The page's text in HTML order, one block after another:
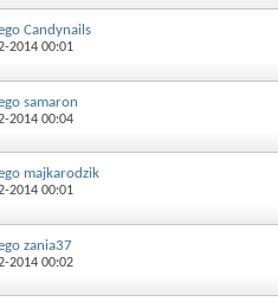
Candynails
2014 00:01
samaron
2014 00:04
majkarodzik
2014 00:01
zania37
2014 00:02